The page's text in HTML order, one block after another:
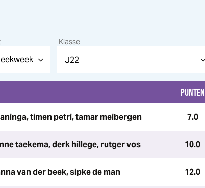
Klasse
PUNTEN
timen petri, tamar meibergen 7.0
taekema, derk hillege, rutger vos 10.0
van der beek, sipke de man 12.0